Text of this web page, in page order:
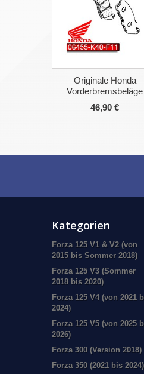
Originale Honda
Vorderbremsbeläge
46,90 €
Kategorien
Forza 125 V1 & V2 (von
2015 bis Sommer 2018)
Forza 125 V3 (Sommer
2018 bis 2020)
Forza 125 V4 (von 2021
2024)
Forza 125 V5 (von 2025
2026)
Forza 300 (Version 2018)
Forza 350 (2021 bis 2024)